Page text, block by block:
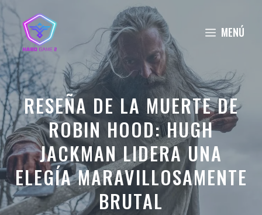
Saltar
contenido
MENÚ
RESEÑA DE LA MUERTE DE
ROBIN HOOD: HUGH
JACKMAN LIDERA UNA
ELEGÍA MARAVILLOSAMENTE
BRUTAL